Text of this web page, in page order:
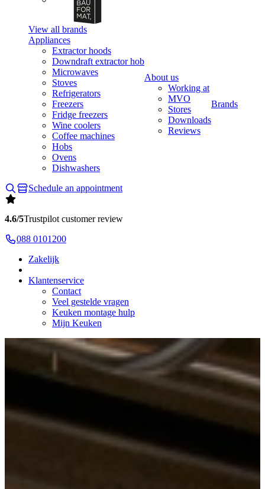
View all brands
Appliances
Extractor hoods
Downdraft extractor hob
Microwaves
Stoves
Refrigerators
Freezers
Fridge freezers
Wine coolers
Coffee machines
Hobs
Ovens
Dishwashers
About us
Working at
MVO
Stores
Downloads
Reviews
Brands
Schedule an appointment
4.6/5Trustpilot customer review
088 0101200
Zakelijk
Klantenservice
Contact
Veel gestelde vragen
Keuken montage hulp
Mijn Keuken